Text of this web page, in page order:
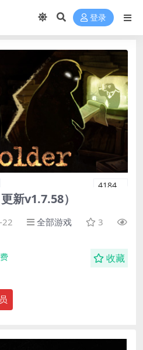
登录
4184
新v1.7.58）
22 全部游戏
3
收藏